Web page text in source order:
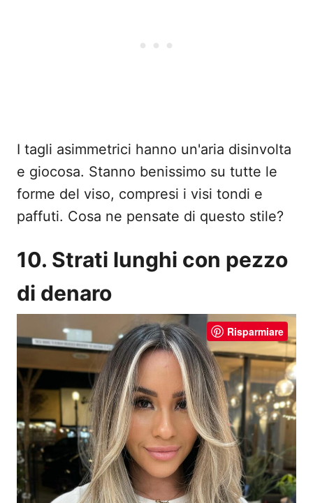
I tagli asimmetrici hanno un'aria disinvolta
e giocosa. Stanno benissimo su tutte le
forme del viso, compresi i visi tondi e
paffuti. Cosa ne pensate di questo stile?
10. Strati lunghi con pezzo
di denaro
Risparmiare